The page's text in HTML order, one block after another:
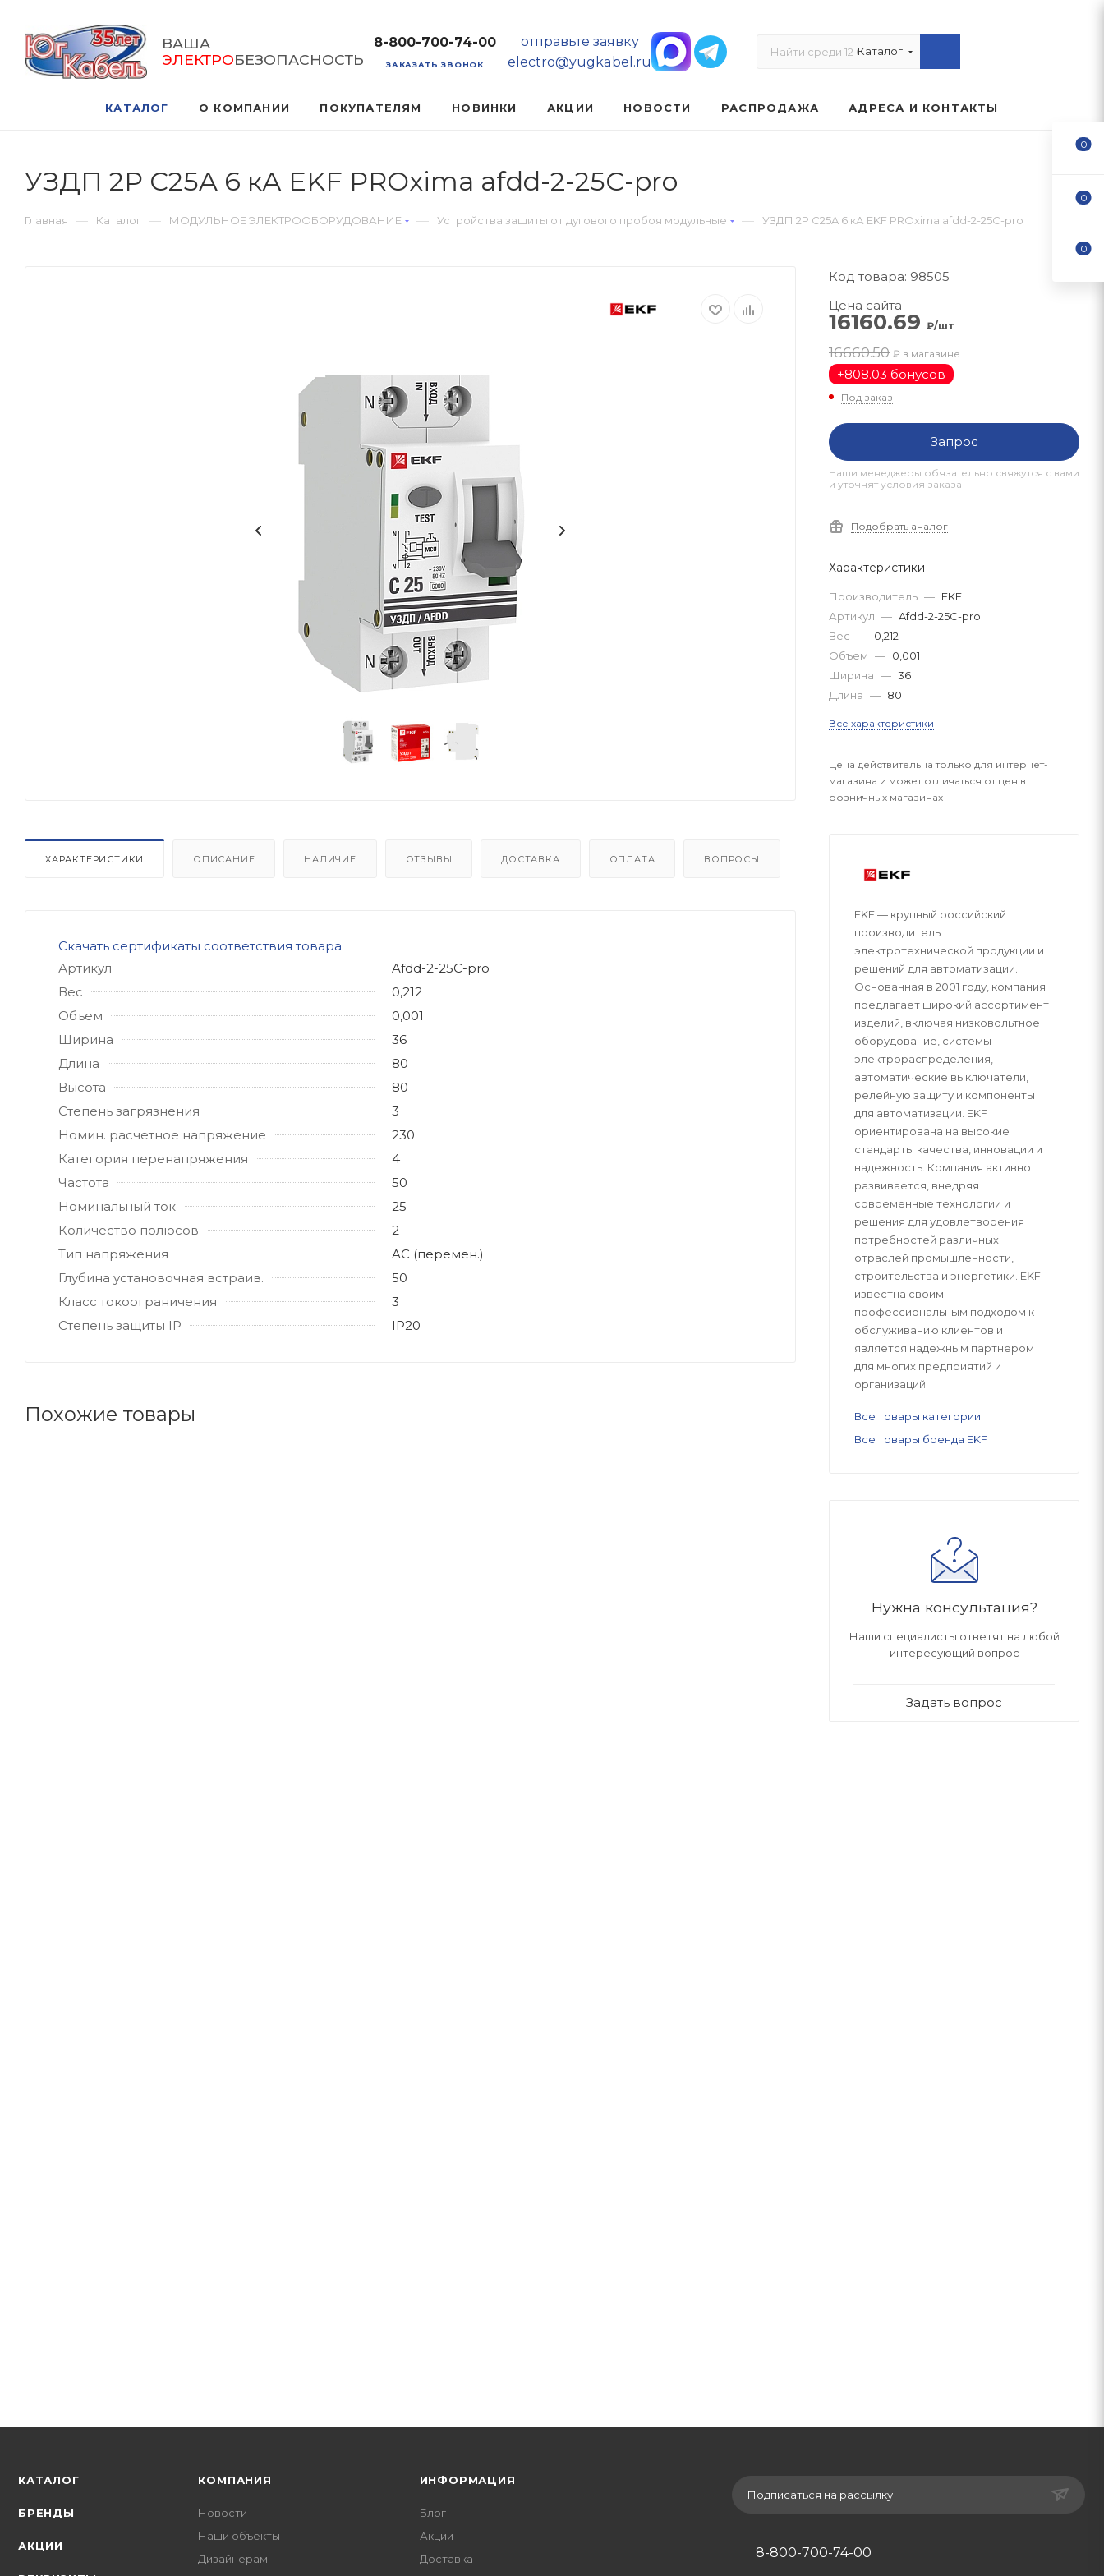
ВАША
ЭЛЕКТРОБЕЗОПАСНОСТЬ
8-800-700-74-00
ЗАКАЗАТЬ ЗВОНОК
отправьте заявку
electro@yugkabel.ru
Каталог
КАТАЛОГ О КОМПАНИИ ПОКУПАТЕЛЯМ НОВИНКИ АКЦИИ НОВОСТИ РАСПРОДАЖА АДРЕСА И КОНТАКТЫ
УЗДП 2Р С25A 6 кА EKF PROxima afdd-2-25C-pro
Главная — Каталог — МОДУЛЬНОЕ ЭЛЕКТРООБОРУДОВАНИЕ — Устройства защиты от дугового пробоя модульные — УЗДП 2Р С25A 6 кА EKF PROxima afdd-2-25C-pro
ХАРАКТЕРИСТИКИ ОПИСАНИЕ НАЛИЧИЕ ОТЗЫВЫ ДОСТАВКА ОПЛАТА ВОПРОСЫ
Скачать сертификаты соответствия товара
Артикул
Afdd-2-25C-pro
Вес
0,212
Объем
0,001
Ширина
36
Длина
80
Высота
80
Степень загрязнения
3
Номин. расчетное напряжение
230
Категория перенапряжения
4
Частота
50
Номинальный ток
25
Количество полюсов
2
Тип напряжения
AC (перемен.)
Глубина установочная встраив.
50
Класс токоограничения
3
Степень защиты IP
IP20
Похожие товары
Код товара: 98505
Цена сайта
16160.69 ₽/шт
16660.50 ₽ в магазине
+808.03 бонусов
Под заказ
Запрос
Наши менеджеры обязательно свяжутся с вами
и уточнят условия заказа
Подобрать аналог
Характеристики
Производитель — EKF
Артикул — Afdd-2-25C-pro
Вес — 0,212
Объем — 0,001
Ширина — 36
Длина — 80
Все характеристики
Цена действительна только для интернет-
магазина и может отличаться от цен в
розничных магазинах
EKF — крупный российский
производитель
электротехнической продукции и
решений для автоматизации.
Основанная в 2001 году, компания
предлагает широкий ассортимент
изделий, включая низковольтное
оборудование, системы
электрораспределения,
автоматические выключатели,
релейную защиту и компоненты
для автоматизации. EKF
ориентирована на высокие
стандарты качества, инновации и
надежность. Компания активно
развивается, внедряя
современные технологии и
решения для удовлетворения
потребностей различных
отраслей промышленности,
строительства и энергетики. EKF
известна своим
профессиональным подходом к
обслуживанию клиентов и
является надежным партнером
для многих предприятий и
организаций.
Все товары категории
Все товары бренда EKF
Нужна консультация?
Наши специалисты ответят на любой
интересующий вопрос
Задать вопрос
КАТАЛОГ
БРЕНДЫ
АКЦИИ
КОМПАНИЯ
Новости
Наши объекты
Дизайнерам
ИНФОРМАЦИЯ
Блог
Акции
Доставка
Подписаться на рассылку
8-800-700-74-00
0
0
0